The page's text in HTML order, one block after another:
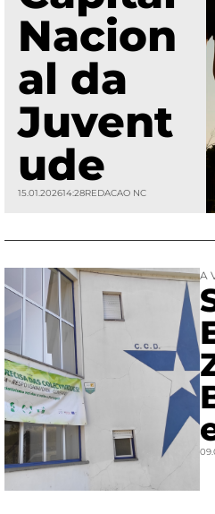
Nacion
al da
Juvent
ude
15.01.202614:28REDACAO NC
A